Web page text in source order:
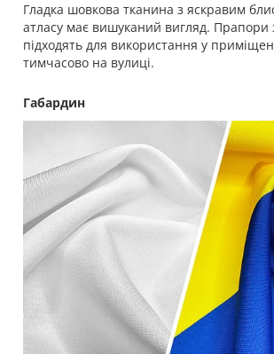
Гладка шовкова тканина з яскравим
атласу має вишуканий вигляд. Прапори
підходять для використання у
тимчасово на вулиці.
Габардин